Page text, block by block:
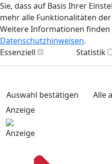
Sie, dass auf Basis Ihrer
mehr alle Funktionalitäten
Weitere Informationen finden
Datenschutzhinweisen.
Essenziell
Statistik
Auswahl bestätigen
Alle
Anzeige
Anzeige